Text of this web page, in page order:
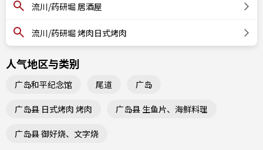
流川/药研堀 居酒屋
流川/药研堀 烤肉日式烤肉
人气地区与类别
广岛和平纪念馆 尾道 广岛
广岛县 日式烤肉 烤肉 广岛县 生鱼片、海鲜料理
广岛县 御好烧、文字烧